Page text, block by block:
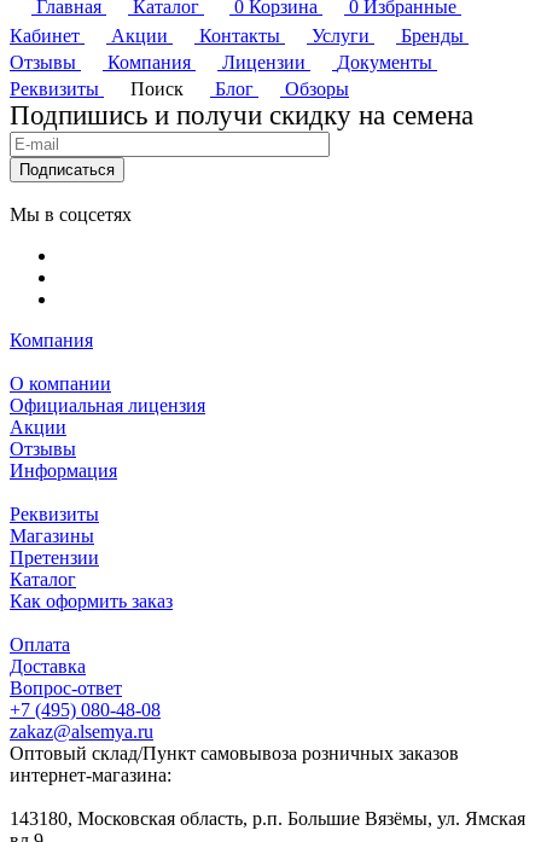
Главная
Каталог 0 Корзина 0 Избранные
Кабинет
Акции Контакты Услуги
Бренды
Отзывы
Компания Лицензии
Документы
Реквизиты
Поиск Блог Обзоры
Подпишись и получи скидку на семена
Подписаться
Мы в соцсетях
Компания
О компании
Официальная лицензия
Акции
Отзывы
Информация
Реквизиты
Магазины
Претензии
Каталог
Как оформить заказ
Оплата
Доставка
Вопрос-ответ
+7 (495) 080-48-08
zakaz@alsemya.ru
Оптовый склад/Пункт самовывоза розничных заказов
интернет-магазина:
143180, Московская область, р.п. Большие Вязёмы, ул. Ямская